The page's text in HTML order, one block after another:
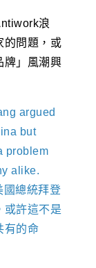
浪
的問題，或
牌」風潮興
argued
but
problem
alike.
國總統拜登
或許這不是
有的命